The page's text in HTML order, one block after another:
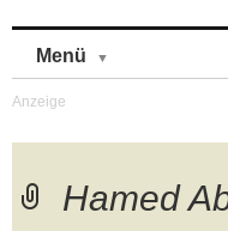
Menü
Hamed